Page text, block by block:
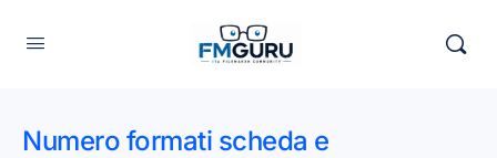
Numero formati scheda e